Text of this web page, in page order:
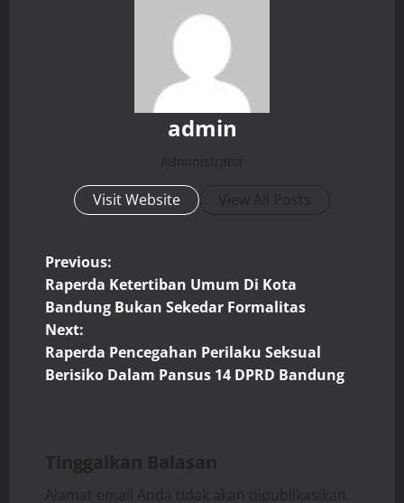
admin
Administrator
Visit Website View All Posts
P
o
s
t
a
Previous:
Raperda Ketertiban Umum Di Kota
Bandung Bukan Sekedar Formalitas
Next:
Raperda Pencegahan Perilaku Seksual
Berisiko Dalam Pansus 14 DPRD Bandung
Tinggalkan Balasan
Alamat email Anda tidak akan dipublikasikan.